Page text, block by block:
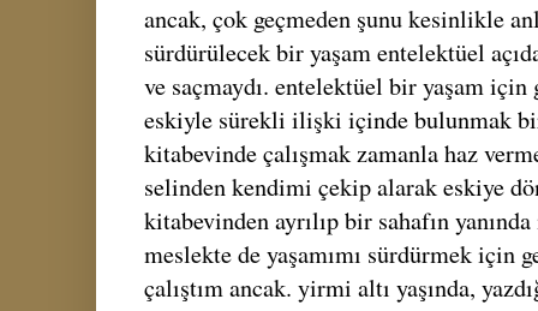
ancak, çok geçmeden şunu kesinlikle
sürdürülecek bir yaşam entelektüel
ve saçmaydı. entelektüel bir yaşam
eskiyle sürekli ilişki içinde bulunmak
kitabevinde çalışmak zamanla haz
selinden kendimi çekip alarak eskiye
kitabevinden ayrılıp bir sahafın
meslekte de yaşamımı sürdürmek için
çalıştım ancak. yirmi altı yaşında,